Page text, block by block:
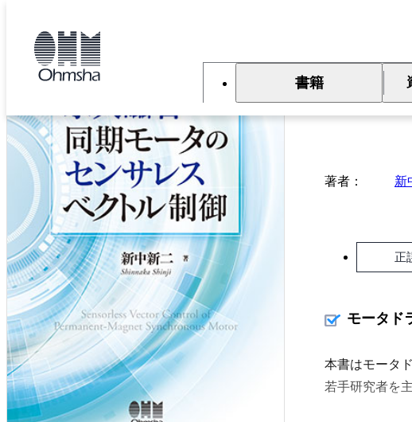
書籍
永久磁
著者 新
正
モータド
本書はモータ
若手研究者を